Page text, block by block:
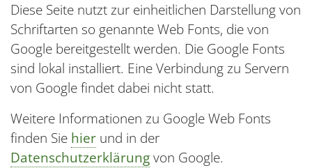
Diese Seite nutzt zur einheitlichen Darstellung von
Schriftarten so genannte Web Fonts, die von
Google bereitgestellt werden. Die Google Fonts
sind lokal installiert. Eine Verbindung zu Servern
von Google findet dabei nicht statt.
Weitere Informationen zu Google Web Fonts
finden Sie hier und in der
Datenschutzerklärungvon Google.